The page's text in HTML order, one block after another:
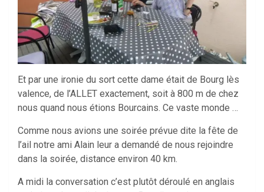
Et par une ironie du sort cette dame était de Bourg lès
valence, de l’ALLET exactement, soit à 800 m de chez
nous quand nous étions Bourcains. Ce vaste monde …
Comme nous avions une soirée prévue dite la fête de
l’ail notre ami Alain leur a demandé de nous rejoindre
dans la soirée, distance environ 40 km.
A midi la conversation c’est plutôt déroulé en anglais